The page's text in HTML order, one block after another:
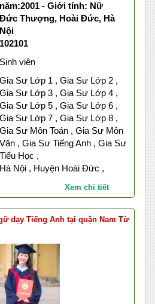
năm:2001 - Giới tính: Nữ
Đức Thượng, Hoài Đức, Hà
Nội
102101
Sinh viên
Gia Sư Lớp 1 , Gia Sư Lớp 2 ,
Gia Sư Lớp 3 , Gia Sư Lớp 4 ,
Gia Sư Lớp 5 , Gia Sư Lớp 6 ,
Gia Sư Lớp 7 , Gia Sư Lớp 8 ,
Gia Sư Môn Toán , Gia Sư Môn
Văn , Gia Sư Tiếng Anh , Gia Sư
Tiểu Học ,
Hà Nội , Huyện Hoài Đức ,
Xem chi tiết
dạy Tiếng Anh tại quận Nam Từ